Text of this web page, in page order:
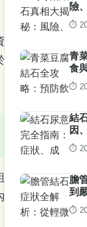
險
⏱️
青
食
⏱️
結
因
⏱️
膽
到
⏱️